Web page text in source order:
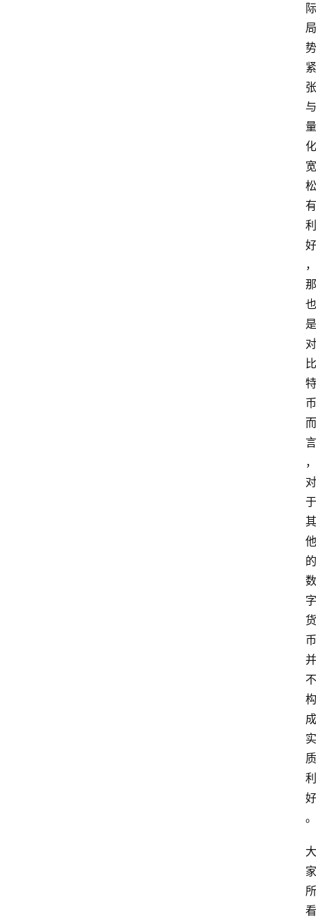
际
局
势
紧
张
与
量
化
宽
松
有
利
好
，
那
也
是
对
比
特
币
而
言
，
对
于
其
他
的
数
字
货
币
并
不
构
成
实
质
利
好
。
大
家
所
看